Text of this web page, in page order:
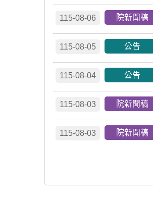
115-08-06 院新聞稿
115-08-05 公告
115-08-04 公告
115-08-03 院新聞稿
115-08-03 院新聞稿